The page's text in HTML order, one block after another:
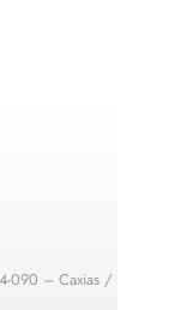
090 – Caxias /